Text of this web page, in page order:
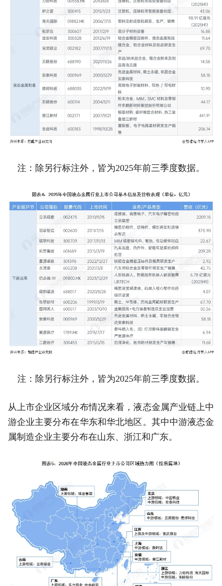
注：除另行标注外，皆为2025年前三季度数据。
注：除另行标注外，皆为2025年前三季度数据。
从上市企业区域分布情况来看，液态金属产业链上中
游企业主要分布在华东和华北地区。其中中游液态金
属制造企业主要分布在山东、浙江和广东。